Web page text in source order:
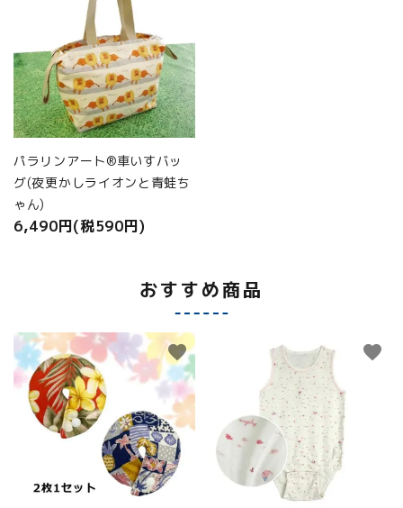
パラリンアート®車いすバッ
グ(夜更かしライオンと青蛙ち
ゃん)
6,490円(税590円)
おすすめ商品
favorite favorite